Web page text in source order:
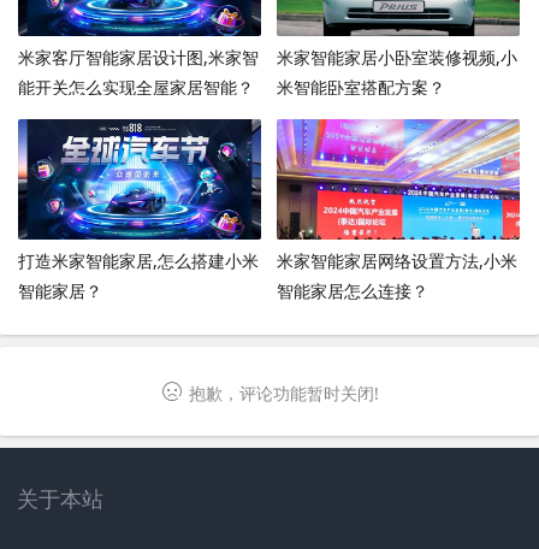
米家客厅智能家居设计图,米家智
能开关怎么实现全屋家居智能？
米家智能家居小卧室装修视频,小
米智能卧室搭配方案？
打造米家智能家居,怎么搭建小米
智能家居？
米家智能家居网络设置方法,小米
智能家居怎么连接？
抱歉，评论功能暂时关闭!
关于本站